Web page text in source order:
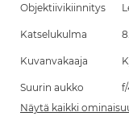
Objektiivikiinnitys
Katselukulma
Kuvanvakaaja
Suurin aukko
Näytä kaikki